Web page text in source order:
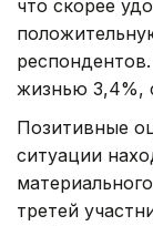
что скорее
жизнью 3,4%,
Позитивные
ситуации
третей